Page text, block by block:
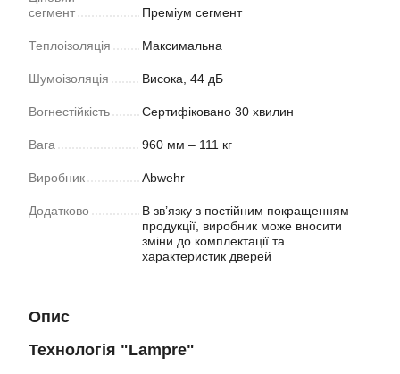
сегмент
Преміум сегмент
Теплоізоляція Максимальна
Шумоізоляція Висока, 44 дБ
Вогнестійкість Сертифіковано 30 хвилин
Вага 960 мм – 111 кг
Виробник Abwehr
Додатково
В зв’язку з постійним покращенням
продукції, виробник може вносити
зміни до комплектації та
характеристик дверей
Опис
Технологія "Lampre"